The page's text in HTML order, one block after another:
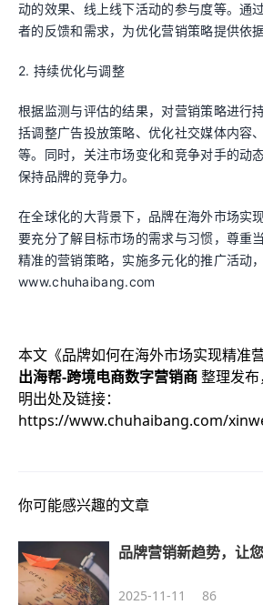
动的效果、线上线下活动的参与度等。通
者的反馈和需求，为优化营销策略提供依据
2. 持续优化与调整
根据监测与评估的结果，对营销策略进行
括调整广告投放策略、优化社交媒体内容
等。同时，关注市场变化和竞争对手的动
保持品牌的竞争力。
在全球化的大背景下，品牌在海外市场实
要充分了解目标市场的需求与习惯，尊重
精准的营销策略，实施多元化的推广活动
www.chuhaibang.com
本文《品牌如何在海外市场实现精准
出海帮-跨境电商数字营销商整理发
明出处及链接：
https://www.chuhaibang.com/
你可能感兴趣的文章
品牌营销新趋势，让
2025-11-11 86